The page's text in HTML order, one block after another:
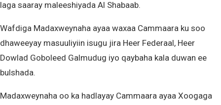
laga saaray maleeshiyada Al Shabaab.
Wafdiga Madaxweynaha ayaa waxaa Cammaara ku soo
dhaweeyay masuuliyiin isugu jira Heer Federaal, Heer
Dowlad Goboleed Galmudug iyo qaybaha kala duwan ee
bulshada.
Madaxweynaha oo ka hadlayay Cammaara ayaa Xoogaga